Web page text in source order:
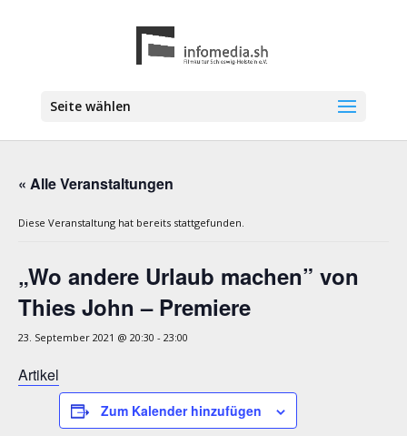
Seite wählen
« Alle Veranstaltungen
Diese Veranstaltung hat bereits stattgefunden.
„Wo andere Urlaub machen” von
Thies John – Premiere
23. September 2021 @ 20:30 - 23:00
Artikel
Zum Kalender hinzufügen